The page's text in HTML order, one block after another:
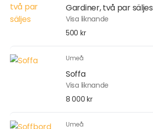
Gardiner, två par säljes
Visa liknande
500 kr
Umeå
Soffa
Visa liknande
8 000 kr
Umeå